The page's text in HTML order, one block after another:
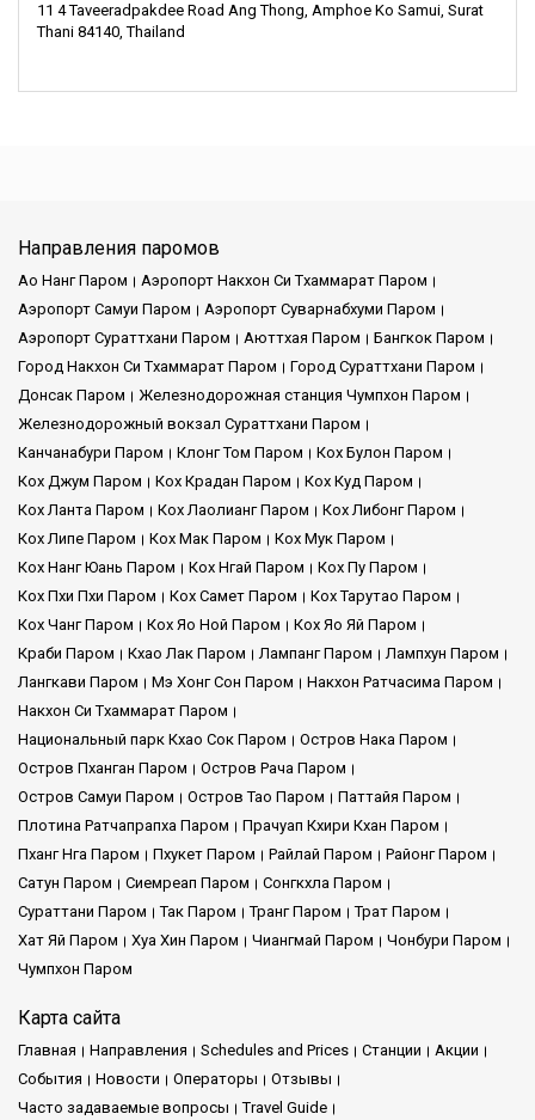
вашим надежным партнером для комфортных поездок на
пароме. Как уважаемый оператор паромов, Phantip Travel
мечты о путешествиях в реальность.
довольны. Ваше путешествие с нами будет удивительным и
Миссия и Видение:
Миссия:Наша миссия в Phantip Travel — предоставлять
надежные и эффективные услуги паромного сообщения,
соединяя путешественников с их желаемыми пунктами
назначения. Мы стремимся улучшить ваш опыт путешествия,
чтобы он остался в памяти на долгие годы.
Видение:
Наша цель — стать предпочтительным выбором
для путешественников, ищущих комфортные и удобные
поездки на пароме. Мы хотим, чтобы нас считали лучшими в
этой сфере, обеспечивающими радость клиентов и высокое
качество услуг.
Услуги компании:
Phantip Travel специализируется на предоставлении
широкий спектр направлений. Легко исследуйте красоту
Таиланда — от прекрасных островов до оживленных
прибрежных городов, благодаря нашему широкому выбору
маршрутов. Мы уделяем особое внимание пунктуальности,
безопасности и вашим интересам, обещая путешествие,
которое оставит незабываемые воспоминания.
Ключевые особенности:
Надежные связи:Наши паромные услуги обеспечивают
11 4 Taveeradpakdee Road Ang Thong, Amphoe Ko Samui, Surat
Thani 84140, Thailand
Направления паромов
Ао Нанг Паром
Аэропорт Накхон Си Тхаммарат Паром
Аэропорт Самуи Паром
Аэропорт Суварнабхуми Паром
Аэропорт Сураттхани Паром
Аюттхая Паром
Бангкок Паром
Город Накхон Си Тхаммарат Паром
Город Сураттхани Паром
Донсак Паром
Железнодорожная станция Чумпхон Паром
Железнодорожный вокзал Сураттхани Паром
Канчанабури Паром
Клонг Том Паром
Кох Булон Паром
Кох Джум Паром
Кох Крадан Паром
Кох Куд Паром
Кох Ланта Паром
Кох Лаолианг Паром
Кох Либонг Паром
Кох Липе Паром
Кох Мак Паром
Кох Мук Паром
Кох Нанг Юань Паром
Кох Нгай Паром
Кох Пу Паром
Кох Пхи Пхи Паром
Кох Самет Паром
Кох Тарутао Паром
Кох Чанг Паром
Кох Яо Ной Паром
Кох Яо Яй Паром
Краби Паром
Кхао Лак Паром Лампанг Паром
Лампхун Паром
Лангкави Паром
Мэ Хонг Сон Паром
Накхон Ратчасима Паром
Накхон Си Тхаммарат Паром
Национальный парк Кхао Сок Паром
Остров Нака Паром
Остров Пханган Паром
Остров Рача Паром
Остров Самуи Паром
Остров Тао Паром
Паттайя Паром
Плотина Ратчапрапха Паром
Прачуап Кхири Кхан Паром
Пханг Нга Паром
Пхукет Паром Райлай Паром
Районг Паром
Сатун Паром
Сиемреап Паром
Сонгкхла Паром
Сураттани Паром
Так Паром Транг Паром
Трат Паром
Хат Яй Паром
Хуа Хин Паром Чиангмай Паром
Чонбури Паром
Чумпхон Паром
Карта сайта
Главная Направления Schedules and Prices Cтанции
Акции
События
Новости Операторы
Отзывы
Часто задаваемые вопросы
Travel Guide